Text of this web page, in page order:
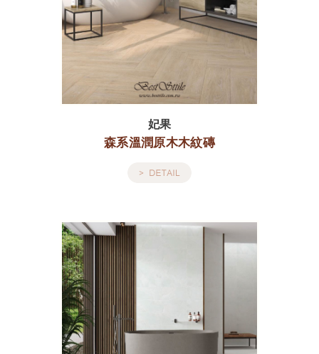
妃果
森系溫潤原木木紋磚